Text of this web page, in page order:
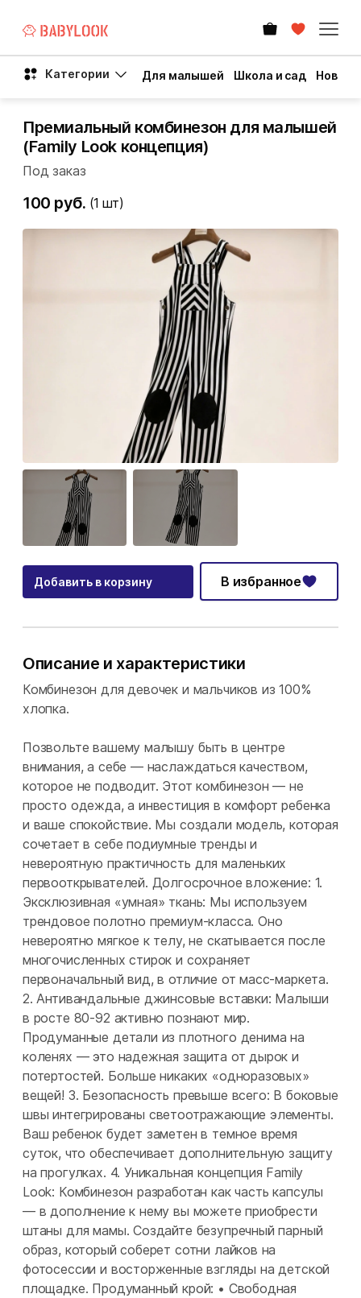
Категории Для малышей Школа и сад Новый
Премиальный комбинезон для малышей
(Family Look концепция)
Под заказ
100 руб. (1 шт)
Добавить в корзину В избранное
Описание и характеристики
Комбинезон для девочек и мальчиков из 100%
хлопка.
Позвольте вашему малышу быть в центре
внимания, а себе — наслаждаться качеством,
которое не подводит. Этот комбинезон — не
просто одежда, а инвестиция в комфорт ребенка
и ваше спокойствие. Мы создали модель, которая
сочетает в себе подиумные тренды и
невероятную практичность для маленьких
первооткрывателей. Долгосрочное вложение: 1.
Эксклюзивная «умная» ткань: Мы используем
трендовое полотно премиум-класса. Оно
невероятно мягкое к телу, не скатывается после
многочисленных стирок и сохраняет
первоначальный вид, в отличие от масс-маркета.
2. Антивандальные джинсовые вставки: Малыши
в росте 80-92 активно познают мир.
Продуманные детали из плотного денима на
коленях — это надежная защита от дырок и
потертостей. Больше никаких «одноразовых»
вещей! 3. Безопасность превыше всего: В боковые
швы интегрированы светоотражающие элементы.
Ваш ребенок будет заметен в темное время
суток, что обеспечивает дополнительную защиту
на прогулках. 4. Уникальная концепция Family
Look: Комбинезон разработан как часть капсулы
— в дополнение к нему вы можете приобрести
штаны для мамы. Создайте безупречный парный
образ, который соберет сотни лайков на
фотосессии и восторженные взгляды на детской
площадке. Продуманный крой: • Свободная